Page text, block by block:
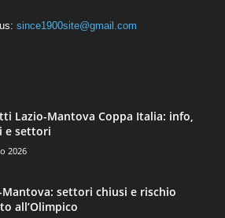
since1900site@gmail.com
Lazio-Mantova Coppa Italia: info,
e settori
2026
Mantova: settori chiusi e rischio
all’Olimpico